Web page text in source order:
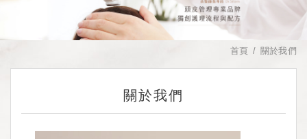
首頁 關於我們
關於我們